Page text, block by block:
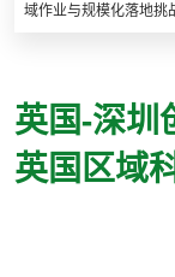
域作业与规模化落地挑
英国-深圳
英国区域